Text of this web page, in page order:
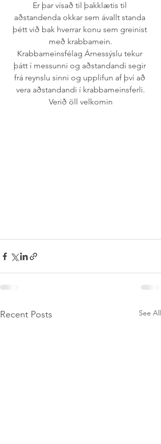
Er þar vísað til þakklætis til
aðstandenda okkar sem ávallt standa
þétt við bak hverrar konu sem greinist
með krabbamein.
Krabbameinsfélag Árnessýslu tekur
þátt í messunni og aðstandandi segir
frá reynslu sinni og upplifun af því að
vera aðstandandi í krabbameinsferli.
Verið öll velkomin
Recent Posts See All